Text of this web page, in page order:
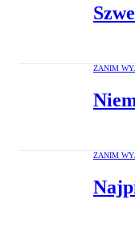
ZANIM
ZANIM